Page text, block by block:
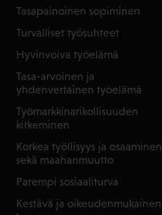
Tasapainoinen sopiminen
Turvalliset työsuhteet
Hyvinvoiva työelämä
Tasa-arvoinen ja
yhdenvertainen työelämä
Työmarkkinarikollisuuden
kitkeminen
Korkea työllisyys ja osaaminen
sekä maahanmuutto
Parempi sosiaaliturva
Kestävä ja oikeudenmukainen